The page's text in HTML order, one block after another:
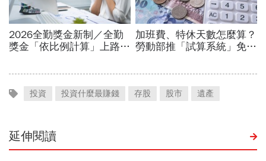
投資 投資什麼最賺錢 存股 股市 遺產
延伸閱讀